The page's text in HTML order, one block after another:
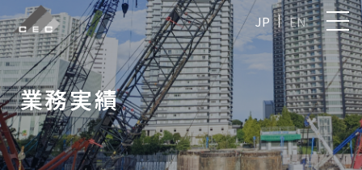
EN
JP
業務実績